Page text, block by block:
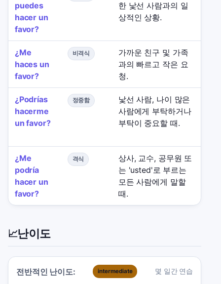
puedes
hacer un
favor?
한 낯선 사람과의 일
상적인 상황.
¿Me
haces un
favor?
비격식
가까운 친구 및 가족
과의 빠르고 작은 요
청.
¿Podrías
hacerme
un favor?
정중함
낯선 사람, 나이 많은
사람에게 부탁하거나
부탁이 중요할 때.
¿Me
podría
hacer un
favor?
격식
상사, 교수, 공무원 또
는 'usted'로 부르는
모든 사람에게 말할
때.
📈난이도
전반적인 난이도: intermediate 몇 일간 연습